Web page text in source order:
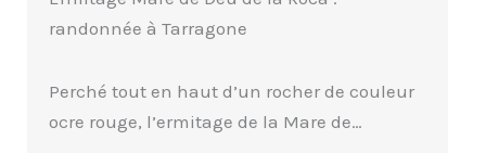
randonnée à Tarragone
Perché tout en haut d’un rocher de couleur
ocre rouge, l’ermitage de la Mare de…